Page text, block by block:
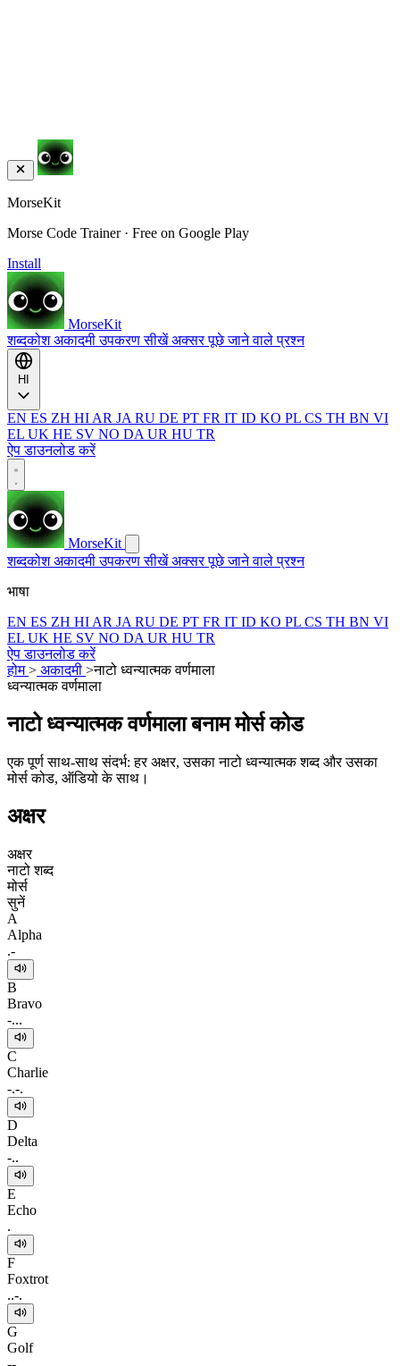
MorseKit
Morse Code Trainer · Free on Google Play
Install
MorseKit
शब्दकोशअकादमीउपकरणसीखेंअक्सर पूछे जाने वाले प्रश्न
EN ES ZH HI AR JA RU DE PT FR IT ID KO PL CS TH BN VI
EL UK HE SV NO DA UR HU TR
ऐप डाउनलोड करें
MorseKit
शब्दकोशअकादमीउपकरणसीखेंअक्सर पूछे जाने वाले प्रश्न
भाषा
EN ES ZH HI AR JA RU DE PT FR IT ID KO PL CS TH BN VI
EL UK HE SV NO DA UR HU TR
ऐप डाउनलोड करें
होम> अकादमी >नाटो ध्वन्यात्मक वर्णमाला
ध्वन्यात्मक वर्णमाला
नाटो ध्वन्यात्मक वर्णमाला बनाम मोर्स कोड
एक पूर्ण साथ-साथ संदर्भ: हर अक्षर, उसका नाटो ध्वन्यात्मक शब्द और उसका
मोर्स कोड, ऑडियो के साथ।
अक्षर
अक्षर
नाटो शब्द
मोर्स
सुनें
A
Alpha
.-
B
Bravo
-...
C
Charlie
-.-.
D
Delta
-..
E
Echo
.
F
Foxtrot
..-.
G
Golf